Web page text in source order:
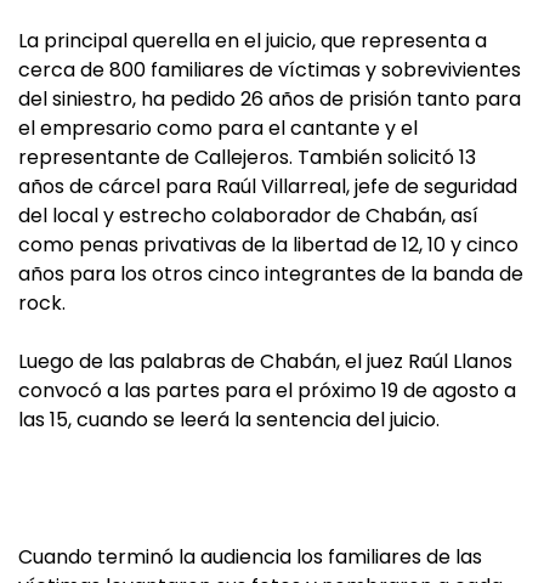
La principal querella en el juicio, que representa a
cerca de 800 familiares de víctimas y sobrevivientes
del siniestro, ha pedido 26 años de prisión tanto para
el empresario como para el cantante y el
representante de Callejeros. También solicitó 13
años de cárcel para Raúl Villarreal, jefe de seguridad
del local y estrecho colaborador de Chabán, así
como penas privativas de la libertad de 12, 10 y cinco
años para los otros cinco integrantes de la banda de
rock.
Luego de las palabras de Chabán, el juez Raúl Llanos
convocó a las partes para el próximo 19 de agosto a
las 15, cuando se leerá la sentencia del juicio.
Cuando terminó la audiencia los familiares de las